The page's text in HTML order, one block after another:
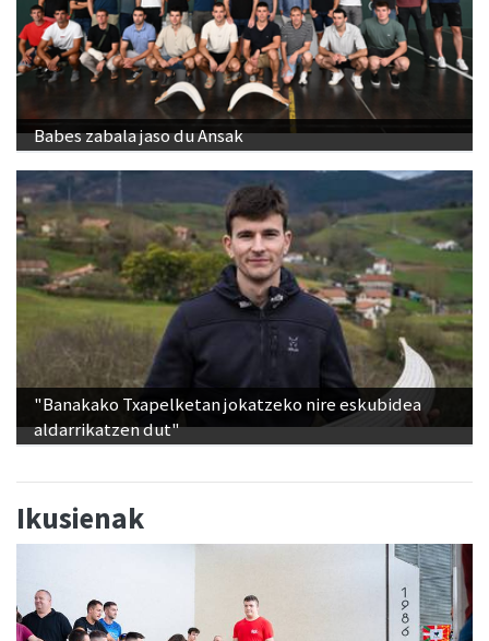
Babes zabala jaso du Ansak
"Banakako Txapelketan jokatzeko nire eskubidea
aldarrikatzen dut"